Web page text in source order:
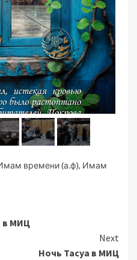
времени (а.ф), Имам
в МИЦ
Next
Ночь Тасуа в МИЦ